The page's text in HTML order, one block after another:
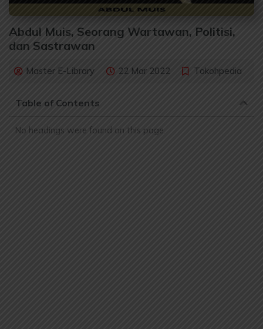
Abdul Muis, Seorang Wartawan, Politisi,
dan Sastrawan
Master E-Library 22 Mar 2022 Tokohpedia
Table of Contents
No headings were found on this page.